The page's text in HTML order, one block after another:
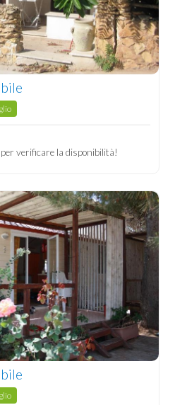
verificare la disponibilità!